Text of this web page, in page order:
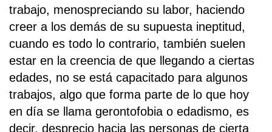
trabajo, menospreciando su labor, haciendo
creer a los demás de su supuesta ineptitud,
cuando es todo lo contrario, también suelen
estar en la creencia de que llegando a ciertas
edades, no se está capacitado para algunos
trabajos, algo que forma parte de lo que hoy
en día se llama gerontofobia o edadismo, es
decir, desprecio hacia las personas de cierta